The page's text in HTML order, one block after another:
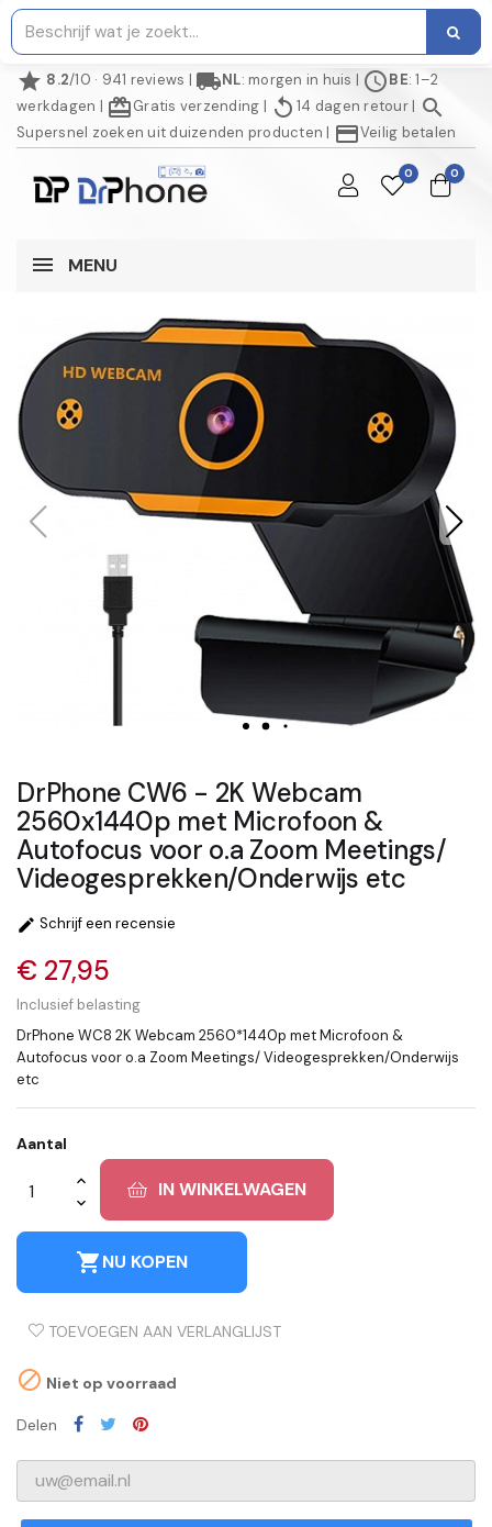
star 8.2/10 · 941 reviews | local_shippingNL: morgen in huis | scheduleBE: 1–2
werkdagen | redeemGratis verzending | replay 14 dagen retour| search
Supersnel zoeken uit duizenden producten | credit_cardVeilig betalen
0 0
MENU
NIET OP VOORRAAD
DrPhone CW6 - 2K Webcam
2560x1440p met Microfoon &
Autofocus voor o.a Zoom Meetings/
Videogesprekken/Onderwijs etc
 Schrijf een recensie
€ 27,95
Inclusief belasting
DrPhone WC8 2K Webcam 2560*1440p met Microfoon &
Autofocus voor o.a Zoom Meetings/ Videogesprekken/Onderwijs
etc
Aantal
IN WINKELWAGEN
shopping_cartNU KOPEN
TOEVOEGEN AAN VERLANGLIJST
 Niet op voorraad
Delen